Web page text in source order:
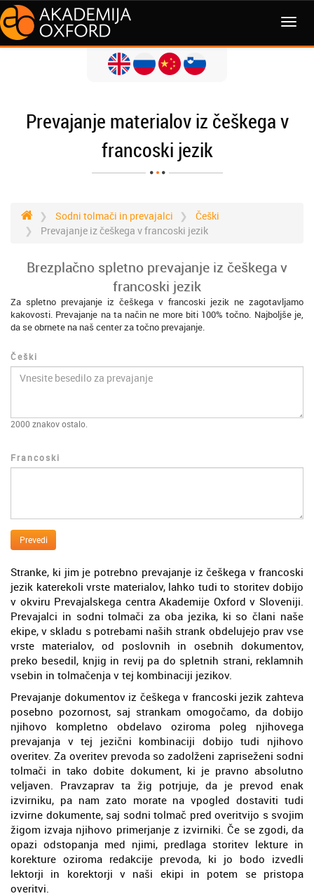
MENI
Prevajanje materialov iz češkega v
francoski jezik
Sodni tolmači in prevajalci
Češki
Prevajanje iz češkega v francoski jezik
Brezplačno spletno prevajanje iz češkega v
francoski jezik
Za spletno prevajanje iz češkega v francoski jezik ne zagotavljamo
kakovosti. Prevajanje na ta način ne more biti 100% točno. Najboljše je,
da se obrnete na naš center za točno prevajanje.
Češki
2000 znakov ostalo.
Francoski
Prevedi
Stranke, ki jim je potrebno prevajanje iz češkega v francoski
jezik katerekoli vrste materialov, lahko tudi to storitev dobijo
v okviru Prevajalskega centra Akademije Oxford v Sloveniji.
Prevajalci in sodni tolmači za oba jezika, ki so člani naše
ekipe, v skladu s potrebami naših strank obdelujejo prav vse
vrste materialov, od poslovnih in osebnih dokumentov,
preko besedil, knjig in revij pa do spletnih strani, reklamnih
vsebin in tolmačenja v tej kombinaciji jezikov.
Prevajanje dokumentov iz češkega v francoski jezik zahteva
posebno pozornost, saj strankam omogočamo, da dobijo
njihovo kompletno obdelavo oziroma poleg njihovega
prevajanja v tej jezični kombinaciji dobijo tudi njihovo
overitev. Za overitev prevoda so zadolženi zapriseženi sodni
tolmači in tako dobite dokument, ki je pravno absolutno
veljaven. Pravzaprav ta žig potrjuje, da je prevod enak
izvirniku, pa nam zato morate na vpogled dostaviti tudi
izvirne dokumente, saj sodni tolmač pred overitvijo s svojim
žigom izvaja njihovo primerjanje z izvirniki. Če se zgodi, da
opazi odstopanja med njimi, predlaga storitev lekture in
korekture oziroma redakcije prevoda, ki jo bodo izvedli
lektorji in korektorji v naši ekipi in potem se pristopa
overitvi.